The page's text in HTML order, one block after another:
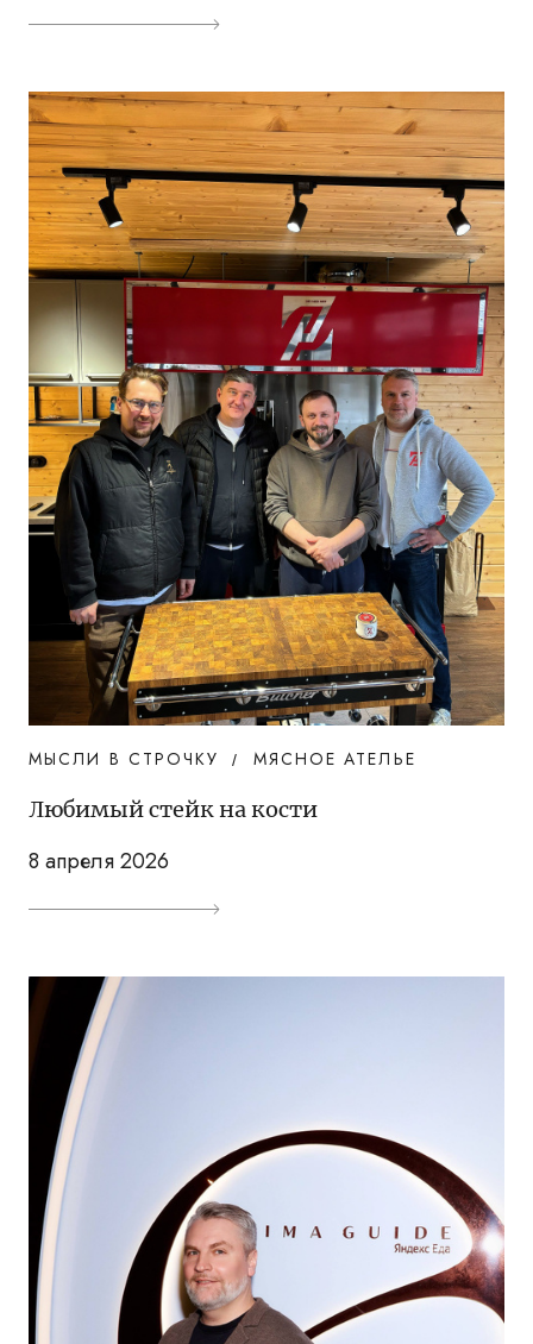
МЫСЛИ В СТРОЧКУ МЯСНОЕ АТЕЛЬЕ
Любимый стейк на кости
8 апреля 2026